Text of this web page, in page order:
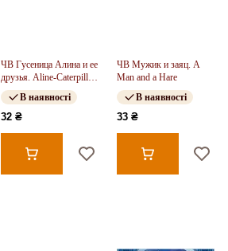
ЧВ Гусеница Алина и ее
друзья. Aline-Caterpillar
and Her Friends
В наявності
32 ₴
ЧВ Мужик и заяц. A
Man and a Hare
В наявності
33 ₴